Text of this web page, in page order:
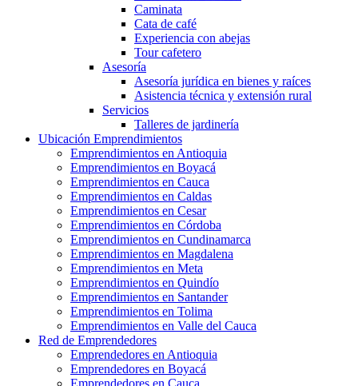
Caminata
Cata de café
Experiencia con abejas
Tour cafetero
Asesoría
Asesoría jurídica en bienes y raíces
Asistencia técnica y extensión rural
Servicios
Talleres de jardinería
Ubicación Emprendimientos
Emprendimientos en Antioquia
Emprendimientos en Boyacá
Emprendimientos en Cauca
Emprendimientos en Caldas
Emprendimientos en Cesar
Emprendimientos en Córdoba
Emprendimientos en Cundinamarca
Emprendimientos en Magdalena
Emprendimientos en Meta
Emprendimientos en Quindío
Emprendimientos en Santander
Emprendimientos en Tolima
Emprendimientos en Valle del Cauca
Red de Emprendedores
Emprendedores en Antioquia
Emprendedores en Boyacá
Emprendedores en Cauca